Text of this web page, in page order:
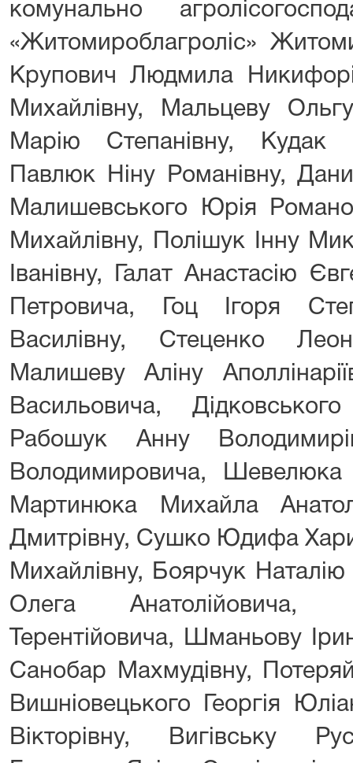
комунально
«Житомироблагроліс»
Крупович Людмила
Михайлівну, Мальцеву
Марію Степанівну, Кудак
Павлюк Ніну Романівну,
Малишевського Юрія
Михайлівну, Полішук Інну
Іванівну, Галат Анастасію
Петровича, Гоц Ігоря
Василівну, Стеценко
Малишеву Аліну
Васильовича,
Рабошук Анну
Володимировича, Шевелюка
Мартинюка Михайла
Дмитрівну, Сушко Юдифа
Михайлівну, Боярчук
Олега Анатолійовича,
Терентійовича, Шманьову
Санобар Махмудівну,
Вишніовецького Георгія
Вікторівну, Вигівську